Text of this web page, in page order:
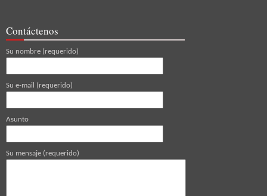
Contáctenos
Su nombre (requerido)
Su e-mail (requerido)
Asunto
Su mensaje (requerido)